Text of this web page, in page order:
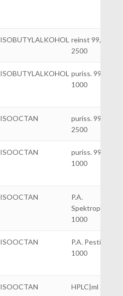
ISOBUTYLALKOHOL reinst 99,5%|ml
2500
ISOBUTYLALKOHOL puriss. 99,5%|ml
1000
ISOOCTAN
puriss. 99%|ml
2500
ISOOCTAN
puriss. 99%|ml
1000
ISOOCTAN
P.A.
1000
ISOOCTAN
P.A. Pestiziden
1000
ISOOCTAN HPLC|ml 2500